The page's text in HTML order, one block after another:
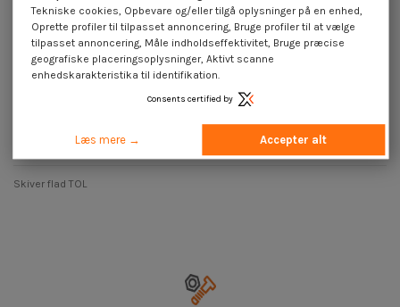
Skiver flad M6X30X1.5 TOL
Skiver flad TOL
Tekniske cookies, Opbevare og/eller tilgå oplysninger på en enhed,
Oprette profiler til tilpasset annoncering, Bruge profiler til at vælge
tilpasset annoncering, Måle indholdseffektivitet, Bruge præcise
geografiske placeringsoplysninger, Aktivt scanne
enhedskarakteristika til identifikation.
Consents certified by
Læs mere → Accepter alt